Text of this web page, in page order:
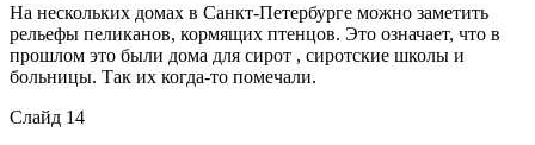
На нескольких домах в Санкт-Петербурге можно заметить
рельефы пеликанов, кормящих птенцов. Это означает, что в
прошлом это были дома для сирот , сиротские школы и
больницы. Так их когда-то помечали.
Слайд 14